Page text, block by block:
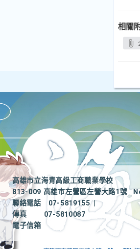
相關
高雄市立海青高級工商職業學校
813-009 高雄市左營區左營大路1號
聯絡電話
07-5819155
|
傳真
07-5810087
電子信箱